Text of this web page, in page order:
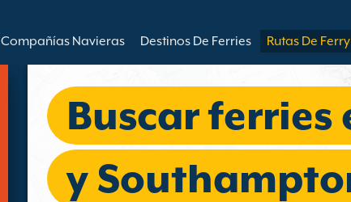
Compañías Navieras Destinos De Ferries Rutas De Ferry
Buscar ferries
y